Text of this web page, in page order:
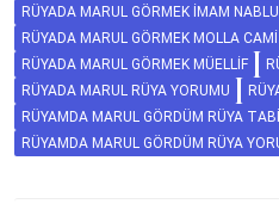
RÜYADA MARUL GÖRMEK İMAM
RÜYADA MARUL GÖRMEK MOLLA CAMI
RÜYADA MARUL GÖRMEK MÜELLIF
RÜYADA MARUL RÜYA YORUMU
RÜYAMDA MARUL GÖRDÜM RÜYA
RÜYAMDA MARUL GÖRDÜM RÜYA